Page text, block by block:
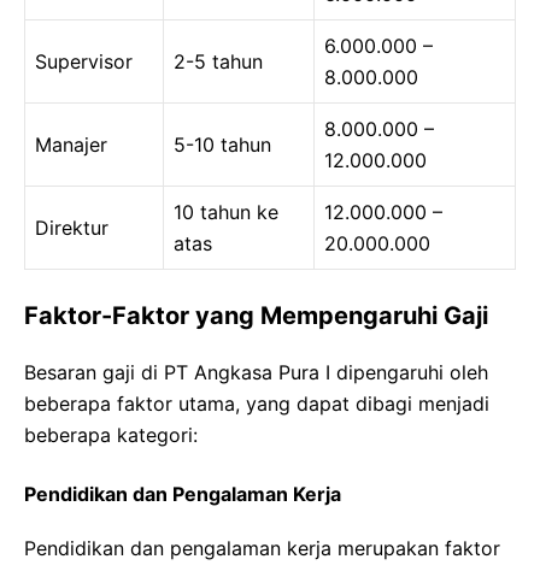
Supervisor 2-5 tahun
6.000.000 –
8.000.000
Manajer 5-10 tahun
8.000.000 –
12.000.000
Direktur
10 tahun ke
atas
12.000.000 –
20.000.000
Faktor-Faktor yang Mempengaruhi Gaji
Besaran gaji di PT Angkasa Pura I dipengaruhi oleh
beberapa faktor utama, yang dapat dibagi menjadi
beberapa kategori:
Pendidikan dan Pengalaman Kerja
Pendidikan dan pengalaman kerja merupakan faktor